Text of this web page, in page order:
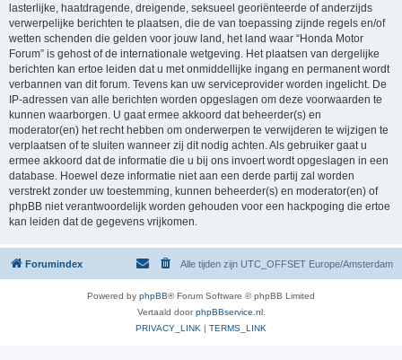
lasterlijke, haatdragende, dreigende, seksueel georiënteerde of anderzijds
verwerpelijke berichten te plaatsen, die de van toepassing zijnde regels en/of
wetten schenden die gelden voor jouw land, het land waar “Honda Motor
Forum” is gehost of de internationale wetgeving. Het plaatsen van dergelijke
berichten kan ertoe leiden dat u met onmiddellijke ingang en permanent wordt
verbannen van dit forum. Tevens kan uw serviceprovider worden ingelicht. De
IP-adressen van alle berichten worden opgeslagen om deze voorwaarden te
kunnen waarborgen. U gaat ermee akkoord dat beheerder(s) en
moderator(en) het recht hebben om onderwerpen te verwijderen te wijzigen te
verplaatsen of te sluiten wanneer zij dit nodig achten. Als gebruiker gaat u
ermee akkoord dat de informatie die u bij ons invoert wordt opgeslagen in een
database. Hoewel deze informatie niet aan een derde partij zal worden
verstrekt zonder uw toestemming, kunnen beheerder(s) en moderator(en) of
phpBB niet verantwoordelijk worden gehouden voor een hackpoging die ertoe
kan leiden dat de gegevens vrijkomen.
Forumindex Alle tijden zijn UTC_OFFSET Europe/Amsterdam
Powered by phpBB® Forum Software © phpBB Limited
Vertaald doorphpBBservice.nl.
PRIVACY_LINK | TERMS_LINK